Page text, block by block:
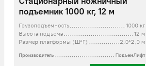
подъемник 1000 кг, 12 м
Грузоподъемность
1000 кг
Высота подъема
12 м
Размер платформы (Ш*Г)
2,0*2,0 м
Производитель ПодъемЛифт